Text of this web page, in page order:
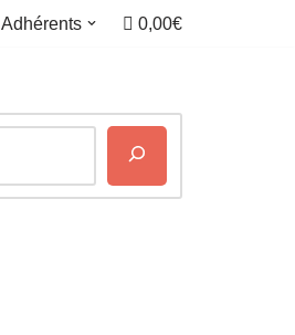
Adhérents 0,00€